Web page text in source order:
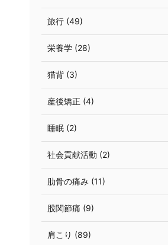
旅行 (49)
栄養学 (28)
猫背 (3)
産後矯正 (4)
睡眠 (2)
社会貢献活動 (2)
肋骨の痛み (11)
股関節痛 (9)
肩こり (89)